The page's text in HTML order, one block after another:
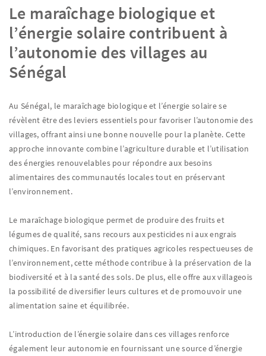
Le maraîchage biologique et
l’énergie solaire contribuent à
l’autonomie des villages au
Sénégal
Au Sénégal, le maraîchage biologique et l’énergie solaire se
révèlent être des leviers essentiels pour favoriser l’autonomie des
villages, offrant ainsi une bonne nouvelle pour la planète. Cette
approche innovante combine l’agriculture durable et l’utilisation
des énergies renouvelables pour répondre aux besoins
alimentaires des communautés locales tout en préservant
l’environnement.
Le maraîchage biologique permet de produire des fruits et
légumes de qualité, sans recours aux pesticides ni aux engrais
chimiques. En favorisant des pratiques agricoles respectueuses de
l’environnement, cette méthode contribue à la préservation de la
biodiversité et à la santé des sols. De plus, elle offre aux villageois
la possibilité de diversifier leurs cultures et de promouvoir une
alimentation saine et équilibrée.
L’introduction de l’énergie solaire dans ces villages renforce
également leur autonomie en fournissant une source d’énergie